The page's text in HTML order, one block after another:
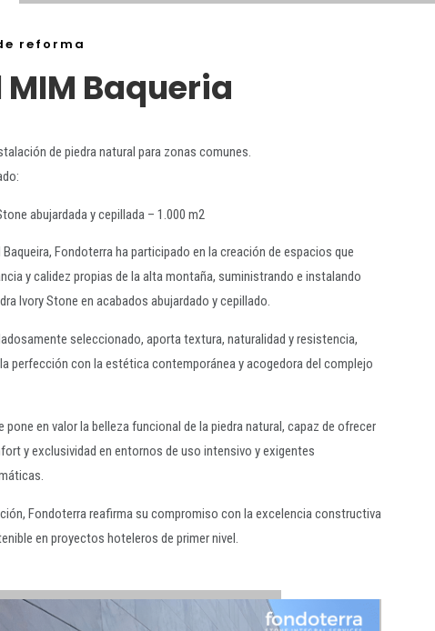
reforma
MIM Baqueria
de piedra natural para zonas comunes.
abujardada y cepillada – 1.000 m2
Baqueira, Fondoterra ha participado en la creación de espacios que
y calidez propias de la alta montaña, suministrando e instalando
Ivory Stone en acabados abujardado y cepillado.
seleccionado, aporta textura, naturalidad y resistencia,
perfección con la estética contemporánea y acogedora del complejo
pone en valor la belleza funcional de la piedra natural, capaz de ofrecer
y exclusividad en entornos de uso intensivo y exigentes
Fondoterra reafirma su compromiso con la excelencia constructiva
en proyectos hoteleros de primer nivel.